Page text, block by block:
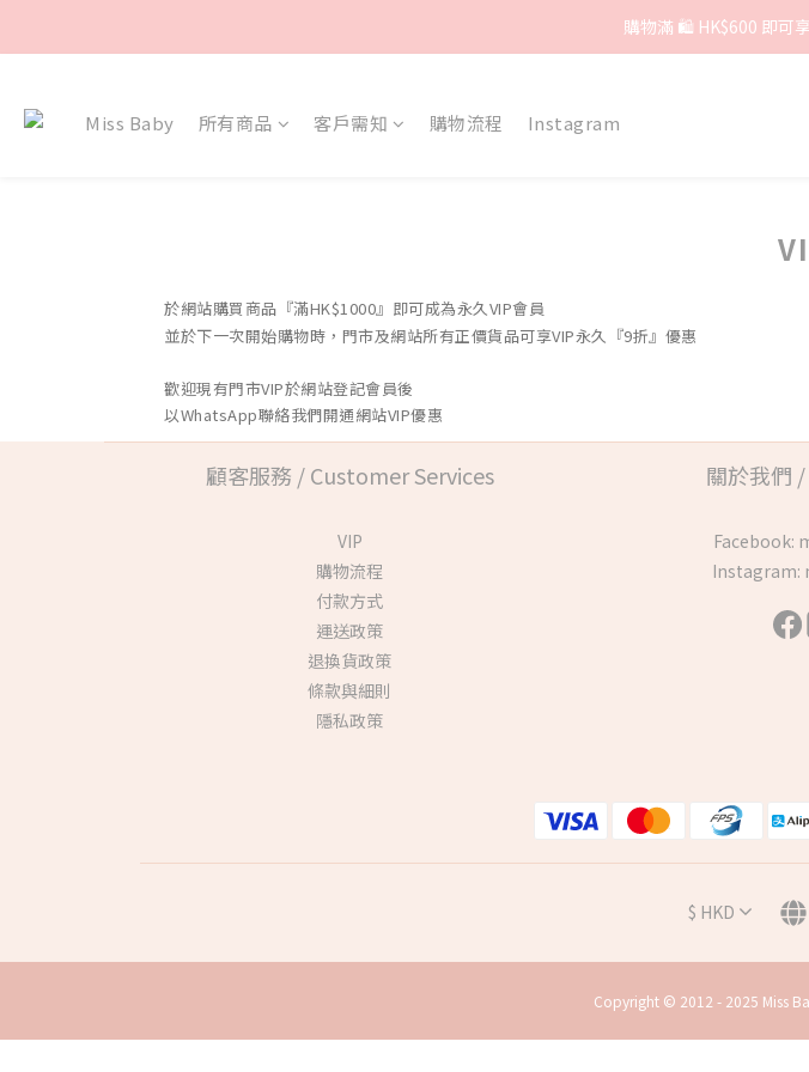
購物滿 🛍 HK$600 即可
Miss Baby 所有商品 客戶需知 購物流程 Instagram
於網站購買商品 『滿HK$1000』即可成為永久VIP會員
並於下一次開始購物時， 門市及網站所有正價貨品可享VIP永久『9折』優惠
歡迎現有門市VIP於網站登記會員後
以WhatsApp聯絡我們開通網站VIP優惠
顧客服務 / Customer Services
VIP
購物流程
付款方式
運送政策
退換貨政策
條款與細則
隱私政策
關於我們
Facebook:
Instagram:
$ HKD
Copyright © 2012 - 2025 Miss